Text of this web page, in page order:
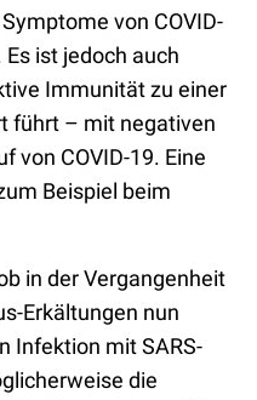
von COVID-
ist jedoch auch
Immunität zu einer
führt – mit negativen
von COVID-19. Eine
Beispiel beim
in der Vergangenheit
Erkältungen nun
Infektion mit SARS-
die